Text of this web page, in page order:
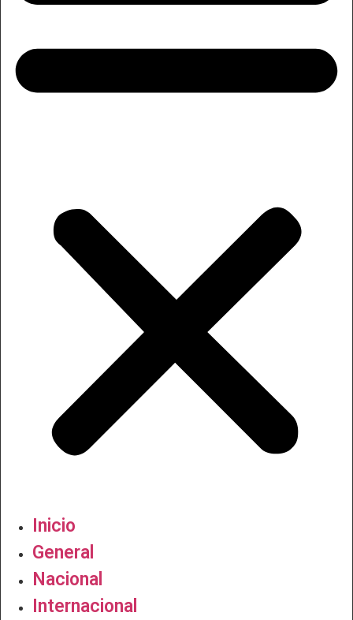
Inicio
General
Nacional
Internacional